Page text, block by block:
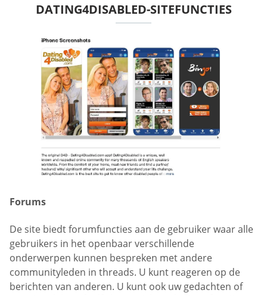
DATING4DISABLED-SITEFUNCTIES
Forums
De site biedt forumfuncties aan de gebruiker waar alle
gebruikers in het openbaar verschillende
onderwerpen kunnen bespreken met andere
communityleden in threads. U kunt reageren op de
berichten van anderen. U kunt ook uw gedachten of